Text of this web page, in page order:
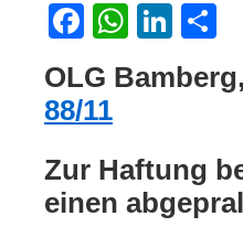
Facebook
OLG
88/11
Zur Haftung
einen